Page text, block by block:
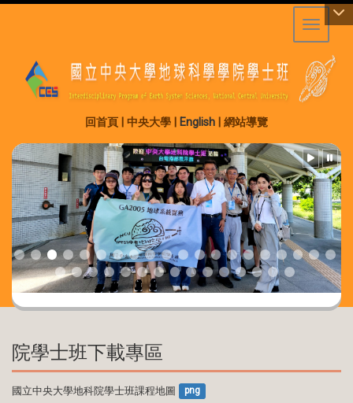
Toggle
回首頁 中央大學 English 網站導覽
院學士班下載專區
國立中央大學地科院學士班課程地圖 png